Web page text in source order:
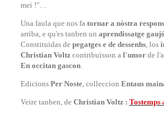
mei !"…
Una faula que nos fa tornar a nòstra
arriba, e qu'es tanben un aprendissatge
Constituïdas de pegatges e de dessenhs, los
Christian Voltz contribuïsson a l'umor de
En occitan gascon.
Edicions Per Noste, colleccion Entaus
Veire tanben, de Christian Voltz : Tostemps